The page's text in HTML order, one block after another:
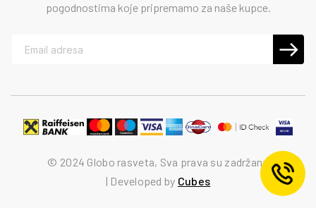
pogodnostima koje pripremamo za naše kupce.
© 2024 Globo rasveta, Sva prava su zadržana
Developed by Cubes